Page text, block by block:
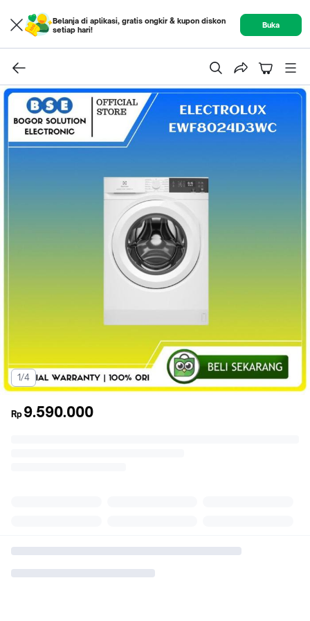
Belanja di aplikasi, gratis ongkir & kupon diskon
setiap hari!
Buka
1/4
Rp 9.590.000